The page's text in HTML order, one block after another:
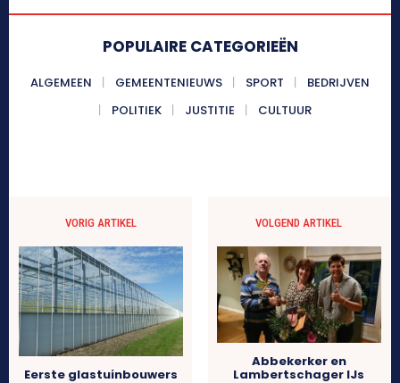
POPULAIRE CATEGORIEËN
ALGEMEEN GEMEENTENIEUWS SPORT
BEDRIJVEN
POLITIEK
JUSTITIE CULTUUR
VORIG ARTIKEL
Eerste glastuinbouwers
VOLGEND ARTIKEL
Abbekerker en
Lambertschager IJs